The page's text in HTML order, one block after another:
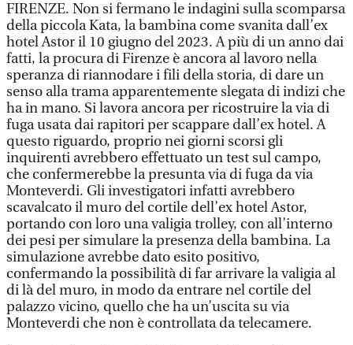
FIRENZE. Non si fermano le indagini sulla scomparsa
della piccola Kata, la bambina come svanita dall’ex
hotel Astor il 10 giugno del 2023. A più di un anno dai
fatti, la procura di Firenze è ancora al lavoro nella
speranza di riannodare i fili della storia, di dare un
senso alla trama apparentemente slegata di indizi che
ha in mano. Si lavora ancora per ricostruire la via di
fuga usata dai rapitori per scappare dall’ex hotel. A
questo riguardo, proprio nei giorni scorsi gli
inquirenti avrebbero effettuato un test sul campo,
che confermerebbe la presunta via di fuga da via
Monteverdi. Gli investigatori infatti avrebbero
scavalcato il muro del cortile dell’ex hotel Astor,
portando con loro una valigia trolley, con all’interno
dei pesi per simulare la presenza della bambina. La
simulazione avrebbe dato esito positivo,
confermando la possibilità di far arrivare la valigia al
di là del muro, in modo da entrare nel cortile del
palazzo vicino, quello che ha un’uscita su via
Monteverdi che non è controllata da telecamere.